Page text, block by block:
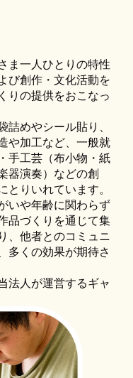
ま一人ひとりの特性
び創作・文化活動を
りの提供をおこなっ
めやシール貼り、
や加工など、一般就
手工芸（布小物・紙
器演奏）などの創
りいれています。
いや年齢に関わらず
品づくりを通じて集
、他者とのコミュニ
多くの効果が期待さ
法人が運営するギャ